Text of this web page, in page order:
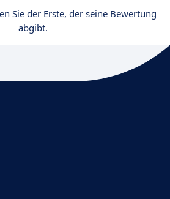
Sie der Erste, der seine Bewertung
abgibt.